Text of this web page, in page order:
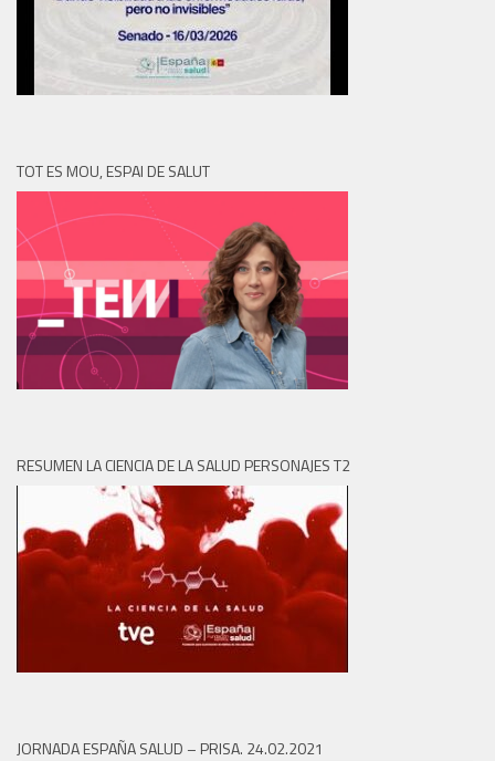
TOT ES MOU, ESPAI DE SALUT
RESUMEN LA CIENCIA DE LA SALUD PERSONAJES T2
JORNADA ESPAÑA SALUD – PRISA. 24.02.2021